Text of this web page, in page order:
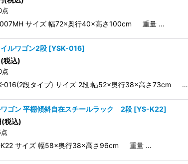
点
サイズ 幅72×奥行40×高さ100cm 重量 …
ルワゴン2段 [YSK-016]
(税込)
点
016(2段タイプ) サイズ 2段:幅52×奥行38×高さ73cm …
ゴン 平棚傾斜自在スチールラック 2段 [YS-K22]
(税込)
K22 サイズ 幅58×奥行38×高さ96cm 重量 …